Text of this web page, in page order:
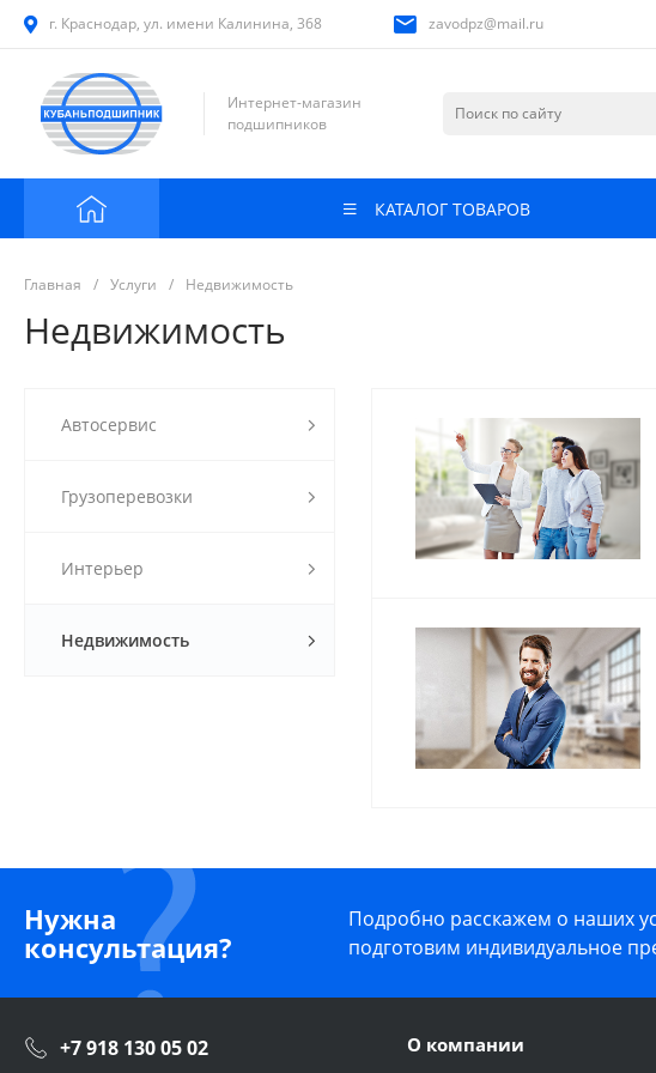
г. Краснодар, ул. имени Калинина, 368 zavodpz@mail.ru
Интернет-магазин
подшипников
КАТАЛОГ ТОВАРОВ
Главная / Услуги / Недвижимость
Недвижимость
Автосервис
Грузоперевозки
Интерьер
Недвижимость
Нужна
консультация?
Подробно расскажем о наших
подготовим индивидуальное
+7 918 130 05 02 О компании